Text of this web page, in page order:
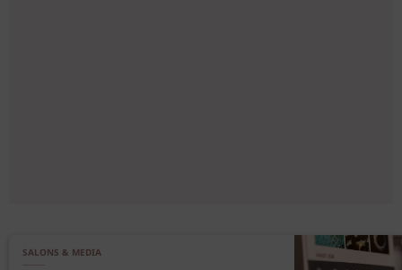
SALONS & MEDIA